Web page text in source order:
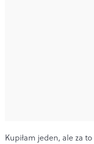
Kupiłam jeden, ale za